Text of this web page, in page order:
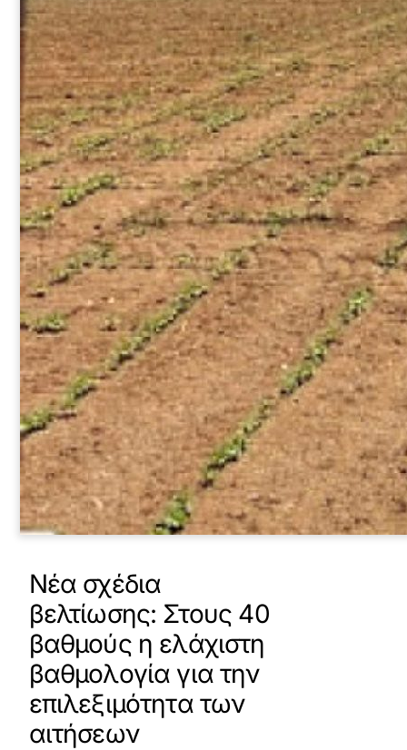
Νέα σχέδια
βελτίωσης: Στους 40
βαθμούς η ελάχιστη
βαθμολογία για την
επιλεξιμότητα των
αιτήσεων